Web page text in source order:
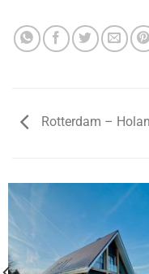
Rotterdam –